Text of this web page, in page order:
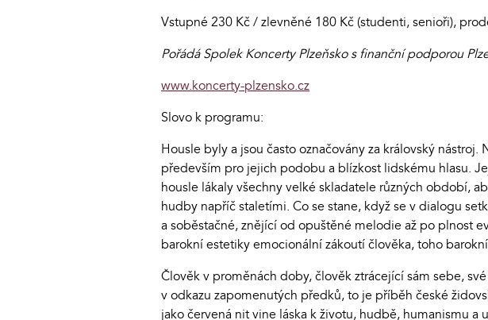
Vstupné 230 Kč / zlevněné 180 Kč (studenti, senioři),
Pořádá Spolek Koncerty Plzeňsko s finanční podporou
www.koncerty-plzensko.cz
Slovo k programu:
Housle byly a jsou často označovány za královský
především pro jejich podobu a blízkost lidskému hlasu.
housle lákaly všechny velké skladatele různých období,
hudby napříč staletími. Co se stane, když se v dialogu
a soběstačné, znějící od opuštěné melodie až po plnost
barokní estetiky emocionální zákoutí člověka, toho
Člověk v proměnách doby, člověk ztrácející sám sebe,
v odkazu zapomenutých předků, to je příběh české
jako červená nit vine láska k životu, hudbě, humanismu